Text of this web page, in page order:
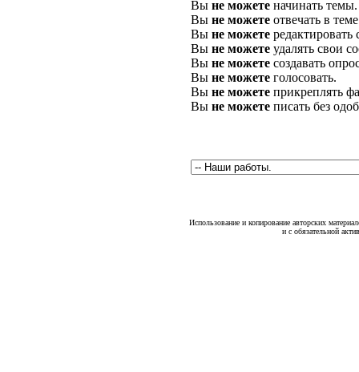
Вы не можете начинать темы.
Вы не можете отвечать в
Вы не можете
Вы не можете удалять свои
Вы не можете создавать
Вы не можете голосовать.
Вы не можете прикреплять
Вы не можете писать без
Использование и копирование авторских
и с обязательной